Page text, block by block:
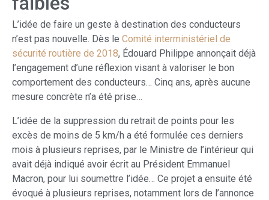
L’idée de faire un geste à destination des conducteurs
n’est pas nouvelle. Dès le Comité interministériel de
sécurité routière de 2018, Édouard Philippe annonçait déjà
l’engagement d’une réflexion visant à valoriser le bon
comportement des conducteurs… Cinq ans, après aucune
mesure concrète n’a été prise…
L’idée de la suppression du retrait de points pour les
excès de moins de 5 km/h a été formulée ces derniers
mois à plusieurs reprises, par le Ministre de l’intérieur qui
avait déjà indiqué avoir écrit au Président Emmanuel
Macron, pour lui soumettre l’idée… Ce projet a ensuite été
évoqué à plusieurs reprises, notamment lors de l’annonce